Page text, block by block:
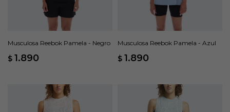
Musculosa Reebok Pamela - Negro
$ 1.890
Musculosa Reebok Pamela - Azul
$ 1.890